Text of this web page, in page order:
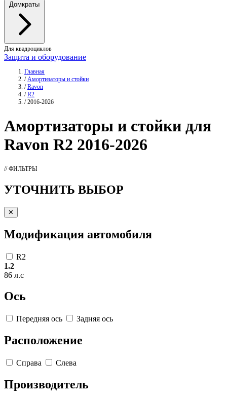
Домкраты
Для квадроциклов
Защита и оборудование
Главная
/ Амортизаторы и стойки
/ Ravon
/ R2
/ 2016-2026
Амортизаторы и стойки для
Ravon R2 2016-2026
// ФИЛЬТРЫ
УТОЧНИТЬ ВЫБОР
✕
Модификация автомобиля
R2
1.2
86 л.с
Ось
Передняя ось Задняя ось
Расположение
Справа Слева
Производитель